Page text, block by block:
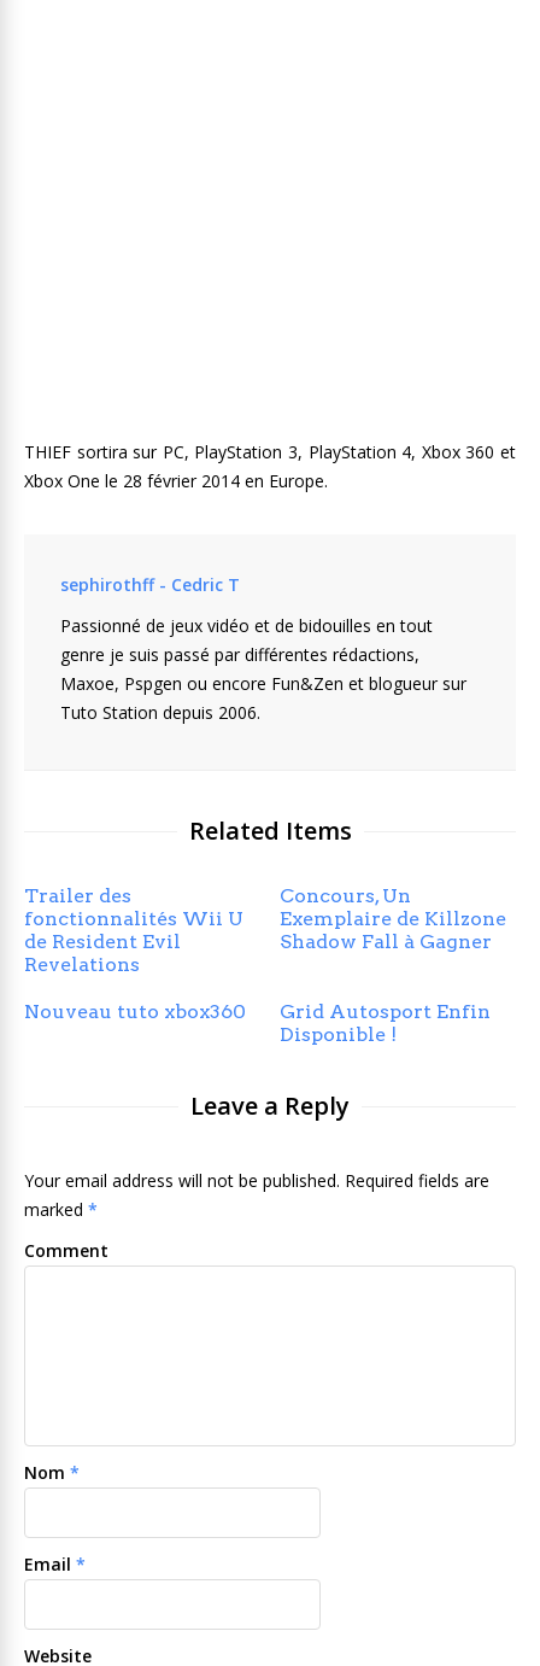
THIEF sortira sur PC, PlayStation 3, PlayStation 4, Xbox 360 et
Xbox One le 28 février 2014 en Europe.
sephirothff - Cedric T
Passionné de jeux vidéo et de bidouilles en tout
genre je suis passé par différentes rédactions,
Maxoe, Pspgen ou encore Fun&Zen et blogueur sur
Tuto Station depuis 2006.
Related Items
Trailer des
fonctionnalités Wii U
de Resident Evil
Revelations
Concours, Un
Exemplaire de Killzone
Shadow Fall à Gagner
Nouveau tuto xbox360
Grid Autosport Enfin
Disponible !
Leave a Reply
Your email address will not be published. Required fields are
marked *
Comment
Nom *
Email *
Website